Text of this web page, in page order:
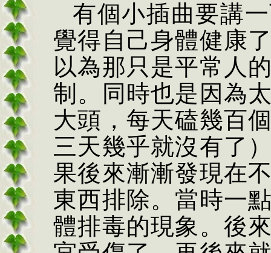
有個小插曲要講
覺得自己身體健康
以為那只是平常人
制。同時也是因為
大頭，每天磕幾百
三天幾乎就沒有了
果後來漸漸發現在
東西排除。當時一
體排毒的現象。後